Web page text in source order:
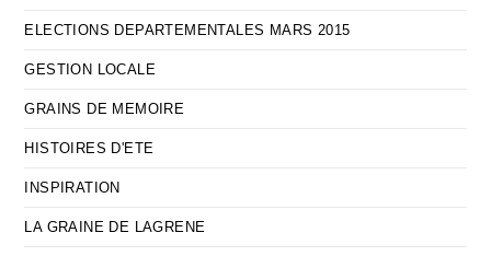
ELECTIONS DEPARTEMENTALES MARS 2015
GESTION LOCALE
GRAINS DE MEMOIRE
HISTOIRES D'ETE
INSPIRATION
LA GRAINE DE LAGRENE